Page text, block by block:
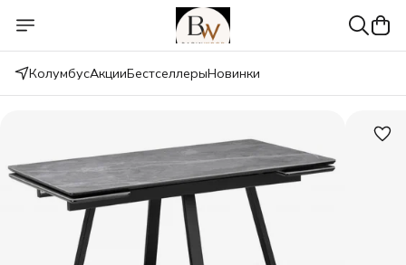
КолумбусАкцииБестселлерыНовинки